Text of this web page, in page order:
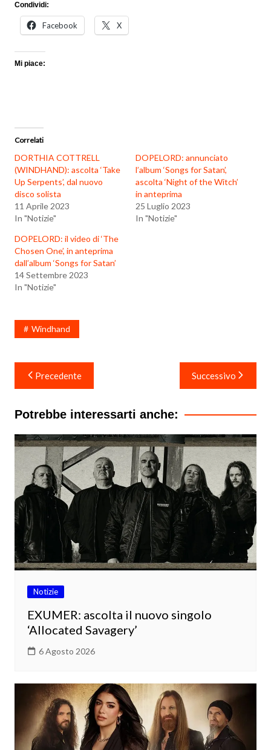
Condividi:
Facebook X
Mi piace:
Correlati
DORTHIA COTTRELL
(WINDHAND): ascolta ‘Take
Up Serpents’, dal nuovo
disco solista
11 Aprile 2023
In "Notizie"
DOPELORD: annunciato
l’album ‘Songs for Satan’,
ascolta ‘Night of the Witch’
in anteprima
25 Luglio 2023
In "Notizie"
DOPELORD: il video di ‘The
Chosen One’, in anteprima
dall’album ‘Songs for Satan’
14 Settembre 2023
In "Notizie"
Windhand
Navigazione
articoli
Precedente Successivo
Potrebbe interessarti anche:
Notizie
EXUMER: ascolta il nuovo singolo
‘Allocated Savagery’
6 Agosto 2026